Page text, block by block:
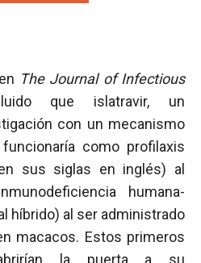
The Journal of Infectious
que islatravir, un
con un mecanismo
como profilaxis
sus siglas en inglés) al
humana-
híbrido) al ser administrado
macacos. Estos primeros
la puerta a su